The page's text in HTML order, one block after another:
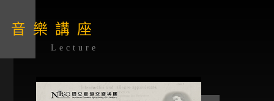
音樂講座
Lecture